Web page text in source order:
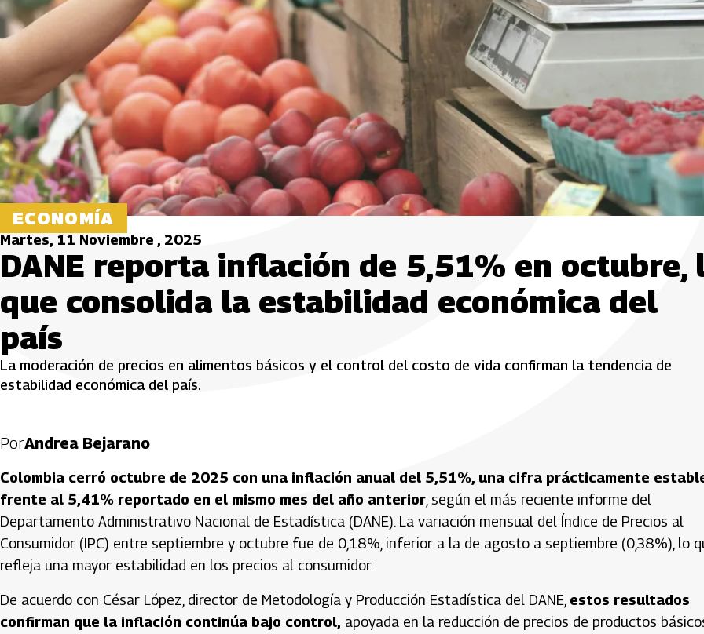
ECONOMÍA
Martes, 11 Noviembre , 2025
DANE reporta inflación de 5,51% en octubre,
que consolida la estabilidad económica del
país
La moderación de precios en alimentos básicos y el control del costo de vida confirman la tendencia de
estabilidad económica del país.
PorAndrea Bejarano
Colombia cerró octubre de 2025 con una inflación anual del 5,51%, una cifra prácticamente
frente al 5,41% reportado en el mismo mes del año anterior , según el más reciente informe del
Departamento Administrativo Nacional de Estadística (DANE). La variación mensual del Índice de Precios al
Consumidor (IPC) entre septiembre y octubre fue de 0,18%, inferior a la de agosto a septiembre (0,38%), lo
refleja una mayor estabilidad en los precios al consumidor.
De acuerdo con César López, director de Metodología y Producción Estadística del DANE, estos resultados
confirman que la inflación continúa bajo control, apoyada en la reducción de precios de productos